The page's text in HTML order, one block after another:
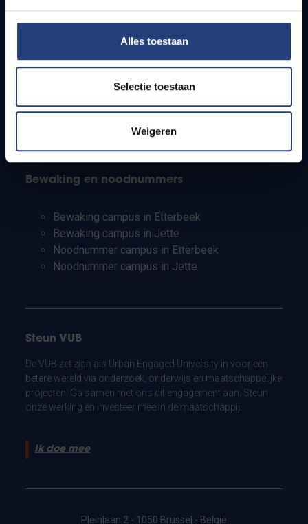
Alles toestaan
Selectie toestaan
Weigeren
Studenten
PhD-studenten
Leerkrachten en secundaire scholen
Bewaking en noodnummers
Bewaking campus in Etterbeek
Bewaking campus in Jette
Noodnummer campus in Etterbeek
Noodnummer campus in Jette
Steun VUB
De VUB zet zich als Urban Engaged University in voor een
betere wereld via onderzoek, onderwijs en maatschappelijke
projecten. Ga samen met ons dit engagement aan. Steun
onze werking en investeer mee in de maatschappij.
Ik doe mee
Pleinlaan 2 - 1050 Brussel - België